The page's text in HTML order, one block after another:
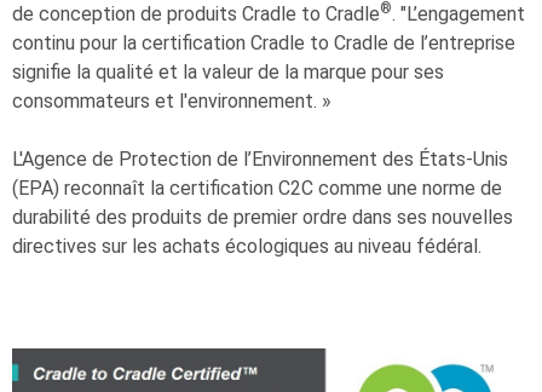
de conception de produits Cradle to Cradle®. "L’engagement
continu pour la certification Cradle to Cradle de l’entreprise
signifie la qualité et la valeur de la marque pour ses
consommateurs et l'environnement. »
L'Agence de Protection de l’Environnement des États-Unis
(EPA) reconnaît la certification C2C comme une norme de
durabilité des produits de premier ordre dans ses nouvelles
directives sur les achats écologiques au niveau fédéral.